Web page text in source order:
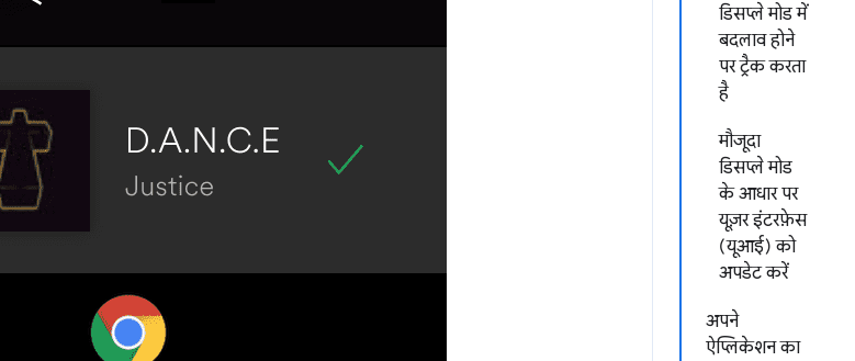
डिसप्ले मोड में
बदलाव होने
पर ट्रैक करता
है
मौजूदा
डिसप्ले मोड
के आधार पर
यूज़र इंटरफ़ेस
(यूआई) को
अपडेट करें
अपने
ऐप्लिकेशन का